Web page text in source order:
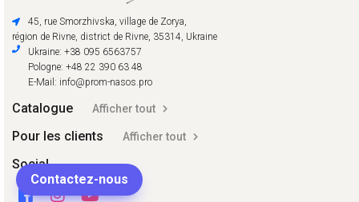
45, rue Smorzhivska, village de Zorya,
région de Rivne, district de Rivne, 35314, Ukraine
Ukraine: +38 095 6563757
Pologne: +48 22 390 63 48
E-Mail: info@prom-nasos.pro
Catalogue Afficher tout
Pour les clients Afficher tout
Social
Contactez-nous